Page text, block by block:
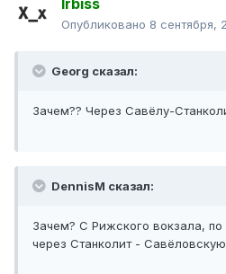
Irbiss
Опубликовано 8 сентября,
Georg сказал:
Зачем?? Через Савёлу-
DennisM сказал:
Зачем? С Рижского вокзала, по
через Станколит -